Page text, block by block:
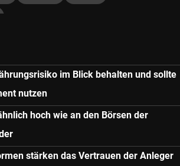
im Blick behalten und sollte
nutzen
hoch wie an den Börsen der
stärken das Vertrauen der Anleger